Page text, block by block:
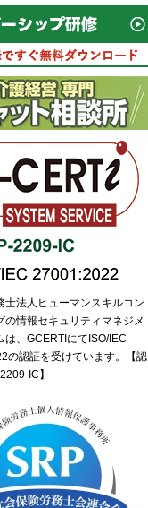
い合わせ
日9:00～18:00）
士法人ヒューマンスキルコン
の情報セキュリティマネジメ
は、GCERTIにてISO/IEC
の認証を受けています。【認
IC】